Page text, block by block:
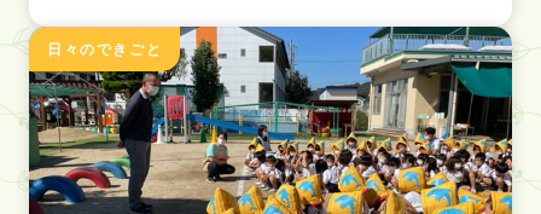
日々のできごと